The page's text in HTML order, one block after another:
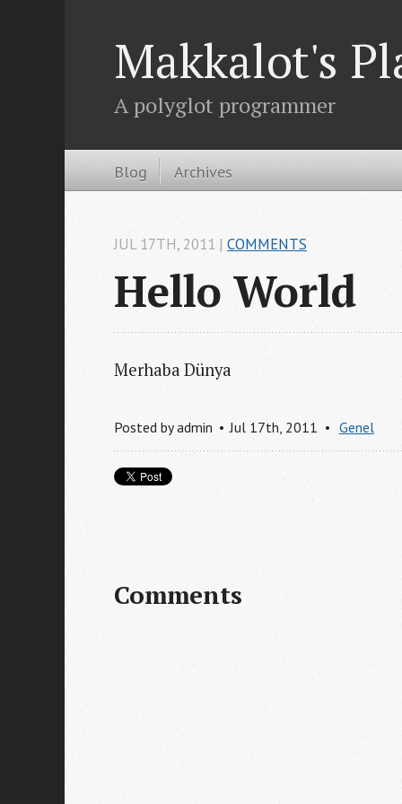
Makkalot's
A polyglot programmer
Blog Archives
Hello World
JUL 17TH, 2011 | COMMENTS
Merhaba Dünya
Posted byadmin Jul 17th , 2011 Genel
Comments